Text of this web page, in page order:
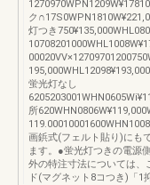
ク
灯つき
蛍光灯なし
所
画鋲式(フェルト貼り)にも
ます。●蛍光灯つきの電源
外の特注寸法については、
ド(マグネット8コつき)「1